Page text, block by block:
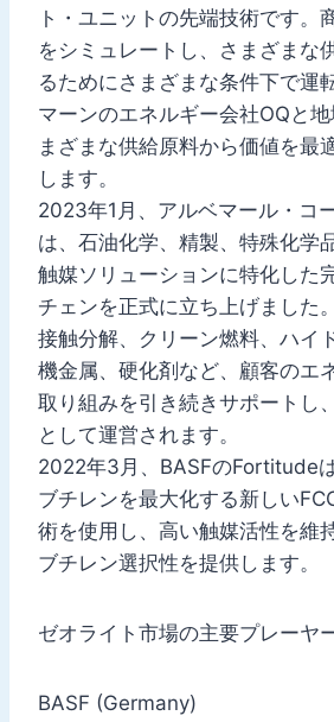
ト・ユニットの先端技術です。
をシミュレートし、さまざまな
るためにさまざまな条件下で運
マーンのエネルギー会社OQと
まざまな供給原料から価値を最
します。
2023年1月、アルベマール・コ
は、石油化学、精製、特殊化学
触媒ソリューションに特化した
チェンを正式に立ち上げました
接触分解、クリーン燃料、ハイ
機金属、硬化剤など、顧客のエ
取り組みを引き続きサポートし
として運営されます。
2022年3月、BASFのFortitude
ブチレンを最大化する新しい
術を使用し、高い触媒活性を維
ブチレン選択性を提供します。
ゼオライト市場の主要プレーヤ
BASF (Germany)